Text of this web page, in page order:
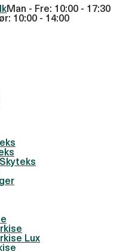
Man - Fre: 10:00 - 17:30
10:00 - 14:00
Lux